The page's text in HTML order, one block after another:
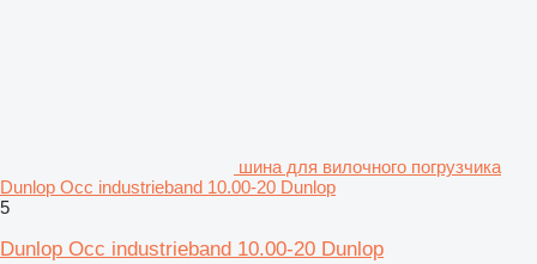
шина для вилочного погрузчика
Dunlop Occ industrieband 10.00-20 Dunlop
5
Dunlop Occ industrieband 10.00-20 Dunlop